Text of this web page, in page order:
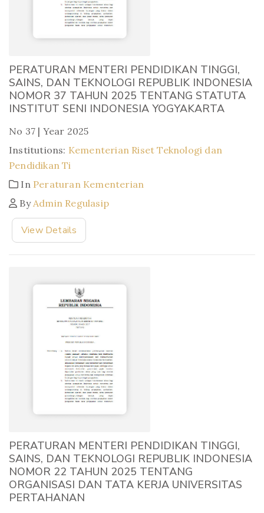
PERATURAN MENTERI PENDIDIKAN TINGGI,
SAINS, DAN TEKNOLOGI REPUBLIK INDONESIA
NOMOR 37 TAHUN 2025 TENTANG STATUTA
INSTITUT SENI INDONESIA YOGYAKARTA
No 37 | Year 2025
Institutions: Kementerian Riset Teknologi dan
Pendidikan Ti
In Peraturan Kementerian
By Admin Regulasip
View Details
PERATURAN MENTERI PENDIDIKAN TINGGI,
SAINS, DAN TEKNOLOGI REPUBLIK INDONESIA
NOMOR 22 TAHUN 2025 TENTANG
ORGANISASI DAN TATA KERJA UNIVERSITAS
PERTAHANAN